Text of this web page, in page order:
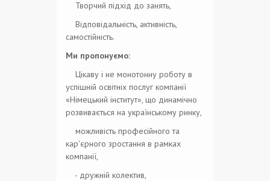
Творчий підхід до занять,
Відповідальність, активність,
самостійність.
Ми пропонуємо:
Цікаву і не монотонну роботу в
успішній освітніх послуг компанії
«Німецький інститут», що динамічно
розвивається на українському ринку,
можливість професійного та
кар'єрного зростання в рамках
компанії,
- дружній колектив,